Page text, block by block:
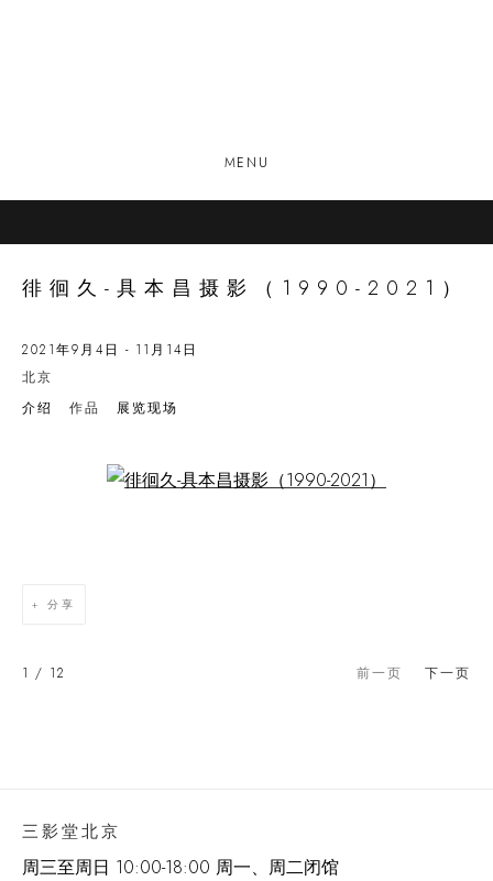
MENU
徘徊久-具本昌摄影（1990-2021）
2021年9月4日 - 11月14日
北京
介绍
作品 展览现场
Open a larger version of the following image in a popup:
分享
前一页 下一页
1 / 12
三影堂北京
周三至周日 10:00-18:00 周一、周二闭馆